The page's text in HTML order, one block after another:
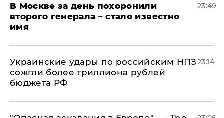
В Москве за день похоронили
второго генерала – стало известно
имя
23:49
Украинские удары по российским НПЗ
сожгли более триллиона рублей
бюджета РФ
23:14